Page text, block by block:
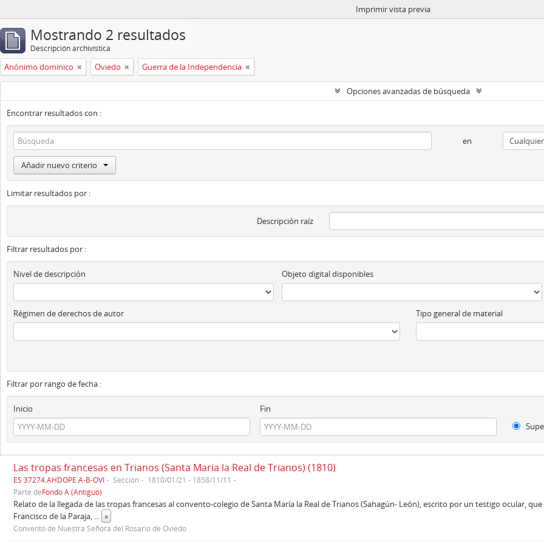
Imprimir vista previa
Mostrando 2 resultados
Descripción archivística
Anónimo dominico Oviedo Guerra de la Independencia
Opciones avanzadas de búsqueda
Encontrar resultados con :
en
Añadir nuevo criterio
Limitar resultados por :
Descripción raíz
Filtrar resultados por :
Nivel de descripción Objeto digital disponibles
Régimen de derechos de autor Tipo general de material
Filtrar por rango de fecha :
Inicio
Fin
Las tropas francesas en Trianos (Santa Maria la Real de Trianos) (1810)
ES 37274.AHDOPE A-B-OVI Sección
1810/01/21 - 1858/11/11
Parte deFondo A (Antiguo)
Relato de la llegada de las tropas francesas al convento-colegio de Santa María la Real de Trianos (Sahagún- León), escrito por un testigo ocular,
Francisco de la Paraja, ... »
Convento de Nuestra Señora del Rosario de Oviedo